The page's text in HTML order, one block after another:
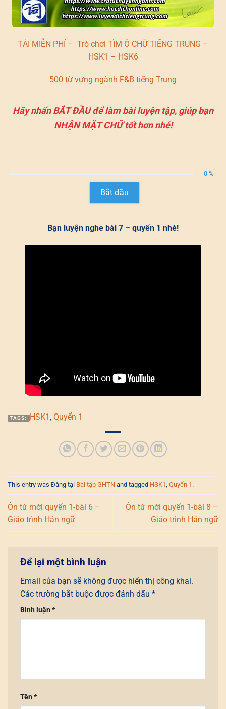
TẢI MIỄN PHÍ – Trò chơi TÌM Ô CHỮ TIẾNG TRUNG –
HSK1 – HSK6
500 từ vựng ngành F&B tiếng Trung
Hãy nhấn BẮT ĐẦU để làm bài luyện tập, giúp bạn
NHẬN MẶT CHỮ tốt hơn nhé!
0 %
Bắt đầu
Bạn luyện nghe bài 7 – quyển 1 nhé!
TAGS: HSK1 , Quyển 1
This entry was Đăng tại Bài tập GHTN and tagged HSK1, Quyển 1 .
Ôn từ mới quyển 1-bài 6 –
Giáo trình Hán ngữ
Ôn từ mới quyển 1-bài 8 –
Giáo trình Hán ngữ
Để lại một bình luận
Email của bạn sẽ không được hiển thị công khai.
Các trường bắt buộc được đánh dấu *
Bình luận *
Tên *